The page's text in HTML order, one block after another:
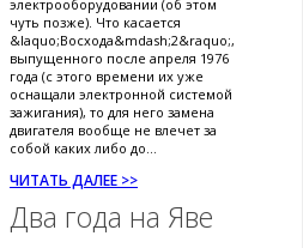
электрооборудовании (об этом
чуть позже). Что касается
&laquo;Восхода&mdash;2&raquo;,
выпущенного после апреля 1976
года (с этого времени их уже
оснащали электронной системой
зажигания), то для него замена
двигателя вообще не влечет за
собой каких либо до...
ЧИТАТЬ ДАЛЕЕ >>
Два года на Яве